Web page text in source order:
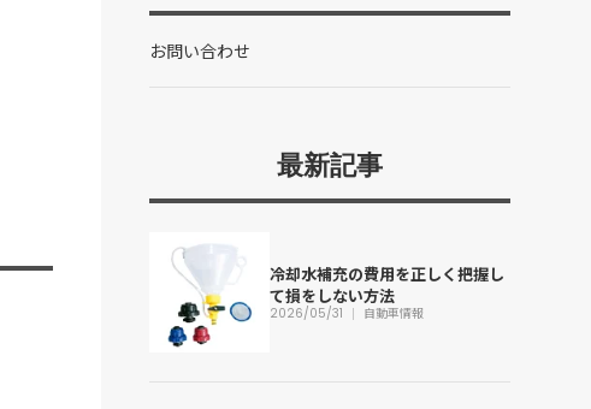
お問い合わせ
最新記事
冷却水補充の費用を正しく把握し
て損をしない方法
2026/05/31 自動車情報